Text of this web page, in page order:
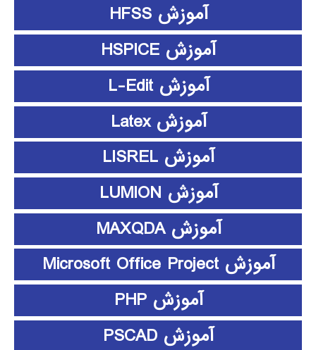
آموزش HFSS
آموزش HSPICE
آموزش L-Edit
آموزش Latex
آموزش LISREL
آموزش LUMION
آموزش MAXQDA
آموزش Microsoft Office Project
آموزش PHP
آموزش PSCAD